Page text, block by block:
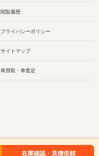
閲覧履歴
プライバシーポリシー
サイトマップ
車買取・車査定
在庫確認・見積依頼